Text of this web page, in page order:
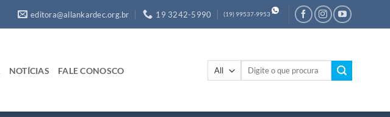
editora@allankardec.org.br 19 3242-5990 (19) 99537-9953
NOTÍCIAS FALE CONOSCO
Pesquisar